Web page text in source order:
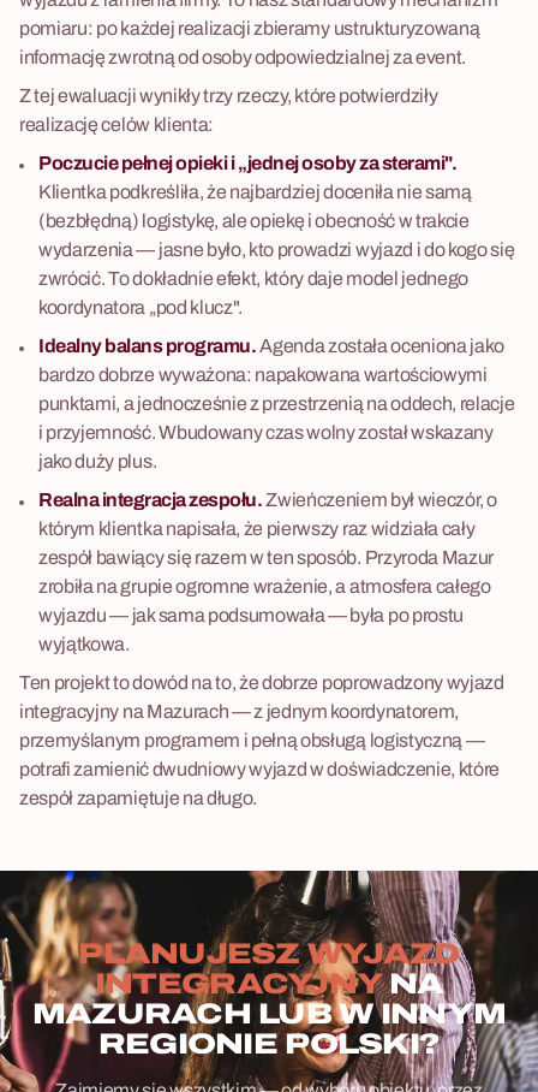
pomiaru: po każdej realizacji zbieramy ustrukturyzowaną
informację zwrotną od osoby odpowiedzialnej za event.
Z tej ewaluacji wynikły trzy rzeczy, które potwierdziły
realizację celów klienta:
Poczucie pełnej opieki i „jednej osoby za sterami".
Klientka podkreśliła, że najbardziej doceniła nie samą
(bezbłędną) logistykę, ale opiekę i obecność w trakcie
wydarzenia — jasne było, kto prowadzi wyjazd i do kogo się
zwrócić. To dokładnie efekt, który daje model jednego
koordynatora „pod klucz".
Idealny balans programu.Agenda została oceniona jako
bardzo dobrze wyważona: napakowana wartościowymi
punktami, a jednocześnie z przestrzenią na oddech, relacje
i przyjemność. Wbudowany czas wolny został wskazany
jako duży plus.
Realna integracja zespołu. Zwieńczeniem był wieczór, o
którym klientka napisała, że pierwszy raz widziała cały
zespół bawiący się razem w ten sposób. Przyroda Mazur
zrobiła na grupie ogromne wrażenie, a atmosfera całego
wyjazdu — jak sama podsumowała — była po prostu
wyjątkowa.
Ten projekt to dowód na to, że dobrze poprowadzony wyjazd
integracyjny na Mazurach — z jednym koordynatorem,
przemyślanym programem i pełną obsługą logistyczną —
potrafi zamienić dwudniowy wyjazd w doświadczenie, które
zespół zapamiętuje na długo.
PLANUJESZ WYJAZD
INTEGRACYJNYNA
MAZURACH LUB W INNYM
REGIONIE POLSKI?